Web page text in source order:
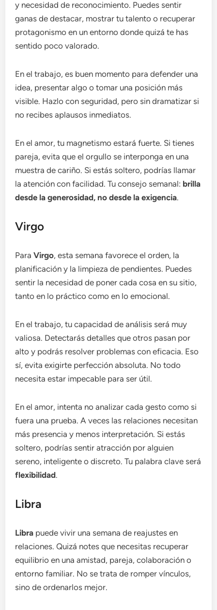
y necesidad de reconocimiento. Puedes sentir
ganas de destacar, mostrar tu talento o recuperar
protagonismo en un entorno donde quizá te has
sentido poco valorado.
En el trabajo, es buen momento para defender una
idea, presentar algo o tomar una posición más
visible. Hazlo con seguridad, pero sin dramatizar si
no recibes aplausos inmediatos.
En el amor, tu magnetismo estará fuerte. Si tienes
pareja, evita que el orgullo se interponga en una
muestra de cariño. Si estás soltero, podrías llamar
la atención con facilidad. Tu consejo semanal: brilla
desde la generosidad, no desde la exigencia.
Virgo
ParaVirgo, esta semana favorece el orden, la
planificación y la limpieza de pendientes. Puedes
sentir la necesidad de poner cada cosa en su sitio,
tanto en lo práctico como en lo emocional.
En el trabajo, tu capacidad de análisis será muy
valiosa. Detectarás detalles que otros pasan por
alto y podrás resolver problemas con eficacia. Eso
sí, evita exigirte perfección absoluta. No todo
necesita estar impecable para ser útil.
En el amor, intenta no analizar cada gesto como si
fuera una prueba. A veces las relaciones necesitan
más presencia y menos interpretación. Si estás
soltero, podrías sentir atracción por alguien
sereno, inteligente o discreto. Tu palabra clave será
flexibilidad.
Libra
Libra puede vivir una semana de reajustes en
relaciones. Quizá notes que necesitas recuperar
equilibrio en una amistad, pareja, colaboración o
entorno familiar. No se trata de romper vínculos,
sino de ordenarlos mejor.